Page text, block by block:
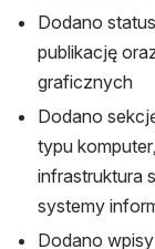
Dodano
publikację
graficznych
Dodano
typu
infrastruktura
systemy
Dodano